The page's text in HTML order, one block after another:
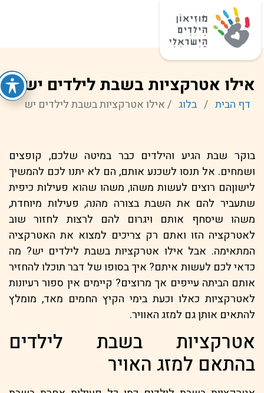
אילו אטרקציות בשבת לילדים יש
דף הבית / בלוג / אילו אטרקציות בשבת לילדים יש
בוקר שבת הגיע והילדים כבר במיטה שלכם, קופצים
ושמחים. אל תנסו לשכנע אותם, הם לא יתנו לכם להמשיך
לישוןהם רוצים לעשות משהו, משהו שהוא פעילות כיפית
שתעביר להם את השבת בצורה מהנה, פעילות מיוחדת,
משהו שיסחף אותם ויגרום להם לרצות לחזור שוב
לאטרקציה הזו ואתם רק צריכים למצוא את האטרקציה
המתאימה. אבל אילו אטרקציות בשבת לילדים יש? מה
כדאי לכם לעשות איתם? איך בסופו של דבר תוכלו להחזיר
אותם הביתה עייפים אך מרוצים? קיימים אין ספור רעיונות
לאטרקציות כאלו וכעת בימי הקיץ החמים מאד, מומלץ
להתאים אותן גם למזג האוויר.
אטרקציות בשבת לילדים
בהתאם למזג האויר